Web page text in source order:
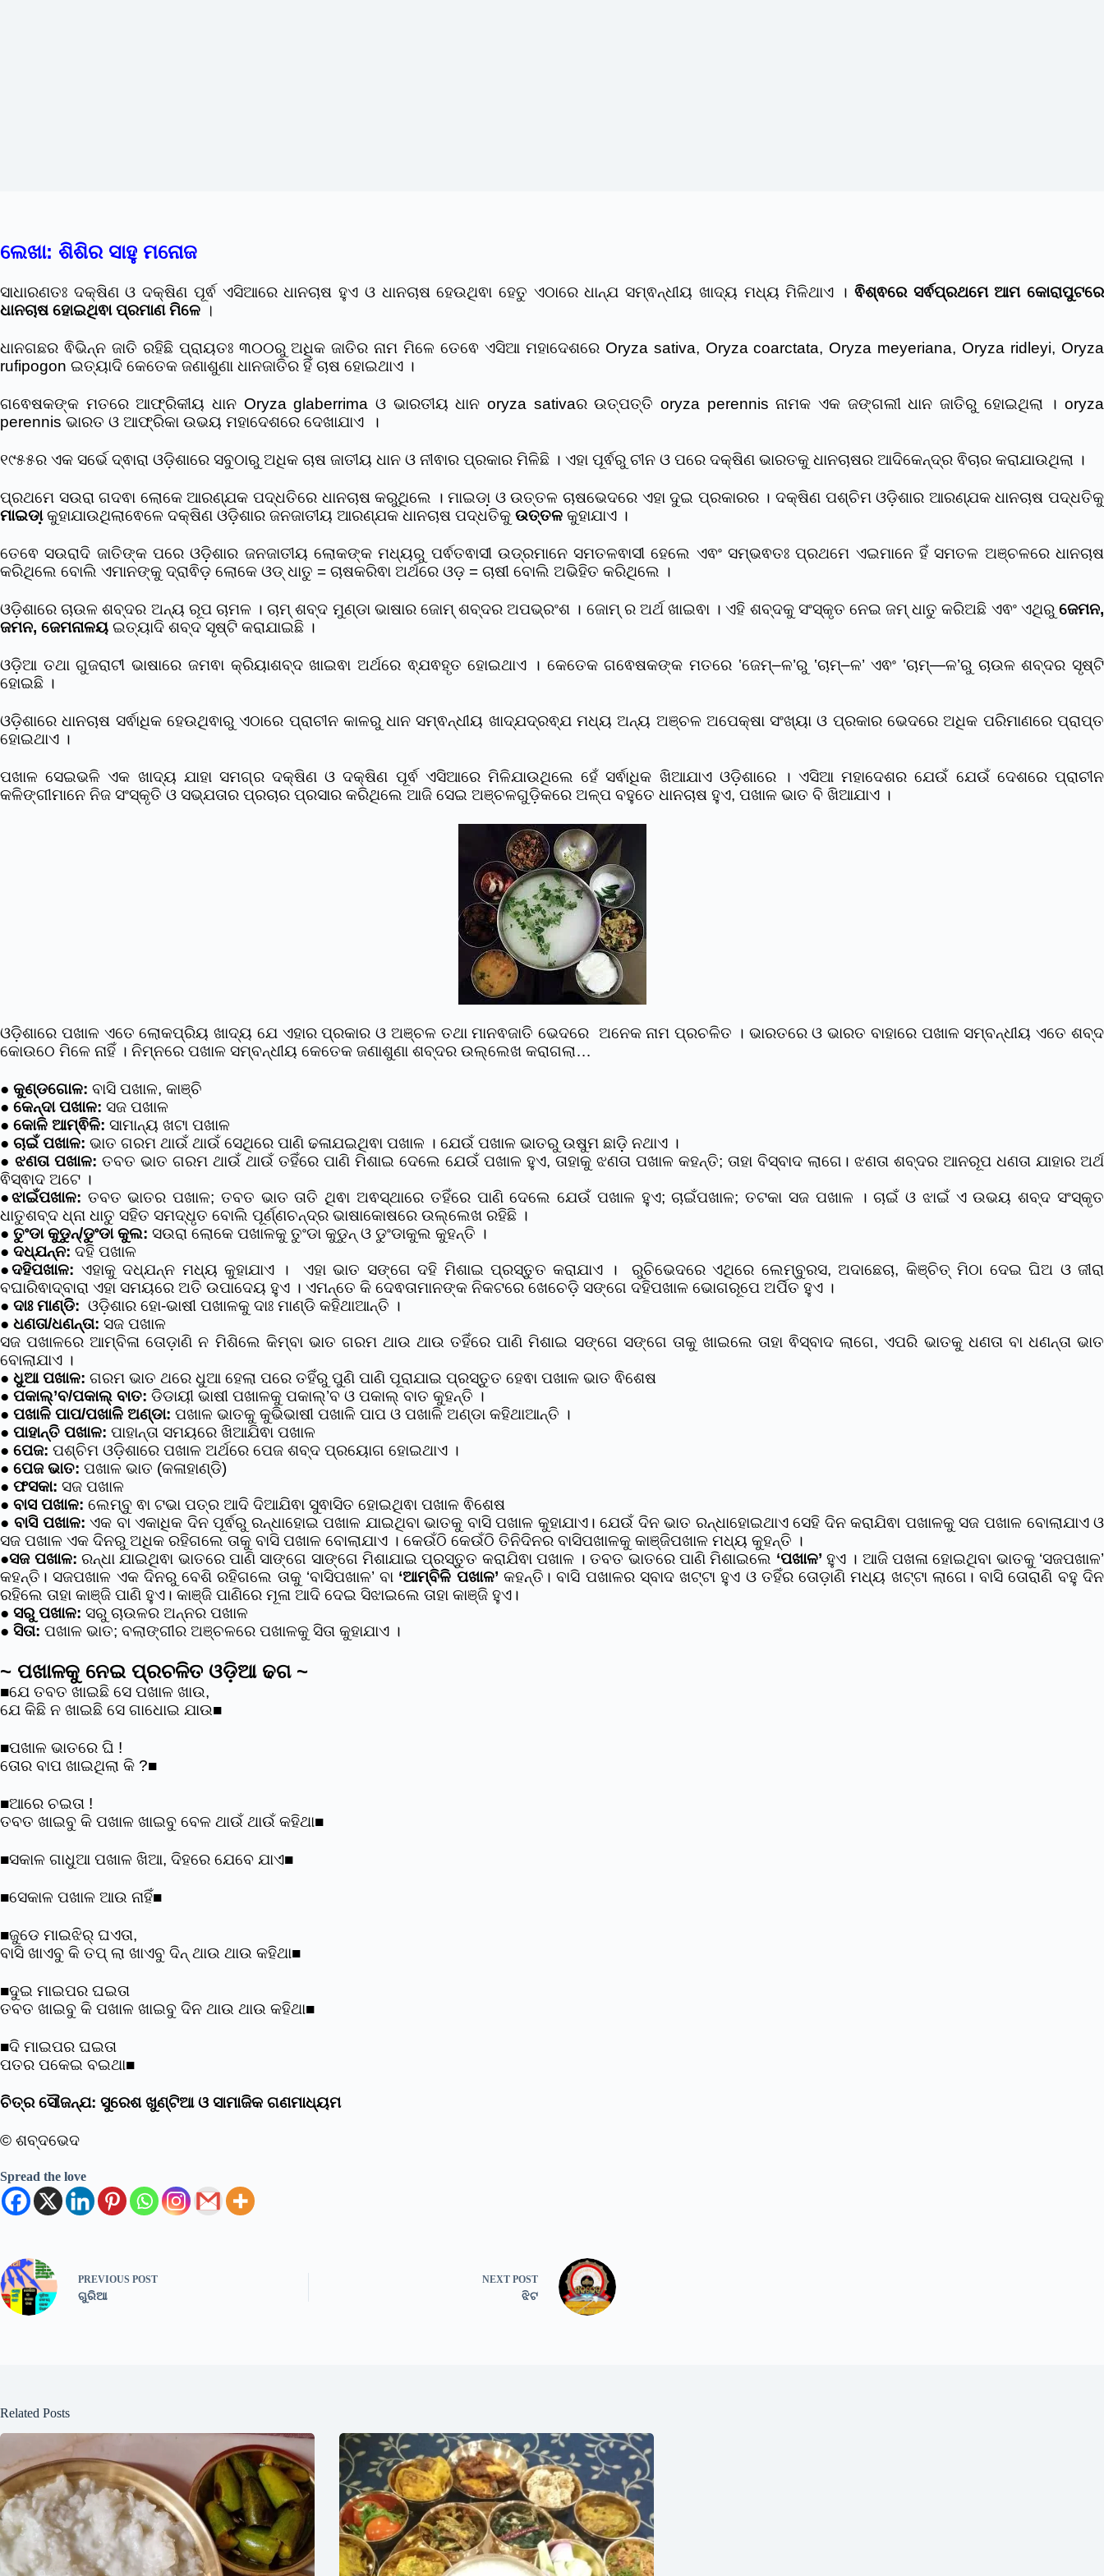
ଲେଖା: ଶିଶିର ସାହୁ ମନୋଜ
ସାଧାରଣତଃ ଦକ୍ଷିଣ ଓ ଦକ୍ଷିଣ ପୂର୍ଵ ଏସିଆରେ ଧାନଚାଷ ହୁଏ ଓ ଧାନଚାଷ ହେଉଥିଵା ହେତୁ ଏଠାରେ ଧାନ୍ଯ ସମ୍ଵନ୍ଧୀୟ ଖାଦ୍ୟ ମଧ୍ୟ ମିଳିଥାଏ । ଵିଶ୍ଵରେ ସର୍ଵପ୍ରଥମେ ଆମ କୋରାପୁଟରେ
ଧାନଚାଷ ହୋଇଥିଵା ପ୍ରମାଣ ମିଳେ ।
ଧାନଗଛର ଵିଭିନ୍ନ ଜାତି ରହିଛି ପ୍ରାୟତଃ ୩୦୦ରୁ ଅଧିକ ଜାତିର ନାମ ମିଳେ ତେଵେ ଏସିଆ ମହାଦେଶରେ Oryza sativa, Oryza coarctata, Oryza meyeriana, Oryza ridleyi, Oryza
rufipogon ଇତ୍ୟାଦି କେତେକ ଜଣାଶୁଣା ଧାନଜାତିର ହିଁ ଚାଷ ହୋଇଥାଏ ।
ଗଵେଷକଙ୍କ ମତରେ ଆଫ୍ରିକୀୟ ଧାନ Oryza glaberrima ଓ ଭାରତୀୟ ଧାନ oryza sativaର ଉତ୍ପତ୍ତି oryza perennis ନାମକ ଏକ ଜଙ୍ଗଲୀ ଧାନ ଜାତିରୁ ହୋଇଥିଲା । oryza
perennis ଭାରତ ଓ ଆଫ୍ରିକା ଉଭୟ ମହାଦେଶରେ ଦେଖାଯାଏ ।
୧୯୫୫ର ଏକ ସର୍ଭେ ଦ୍ଵାରା ଓଡ଼ିଶାରେ ସବୁଠାରୁ ଅଧିକ ଚାଷ ଜାତୀୟ ଧାନ ଓ ନୀଵାର ପ୍ରକାର ମିଳିଛି । ଏହା ପୂର୍ଵରୁ ଚୀନ ଓ ପରେ ଦକ୍ଷିଣ ଭାରତକୁ ଧାନଚାଷର ଆଦିକେନ୍ଦ୍ର ଵିଚାର କରାଯାଉଥିଲା ।
ପ୍ରଥମେ ସଉରା ଗଦଵା ଲୋକେ ଆରଣ୍ଯକ ପଦ୍ଧତିରେ ଧାନଚାଷ କରୁଥିଲେ । ମାଇଡା଼ ଓ ଉତ୍ତଳ ଚାଷଭେଦରେ ଏହା ଦୁଇ ପ୍ରକାରର । ଦକ୍ଷିଣ ପଶ୍ଚିମ ଓଡ଼ିଶାର ଆରଣ୍ଯକ ଧାନଚାଷ ପଦ୍ଧତିକୁ
ମାଇଡା଼କୁହାଯାଉଥିଲାଵେଳେ ଦକ୍ଷିଣ ଓଡ଼ିଶାର ଜନଜାତୀୟ ଆରଣ୍ଯକ ଧାନଚାଷ ପଦ୍ଧତିକୁ ଉତ୍ତଳ କୁହାଯାଏ ।
ତେଵେ ସଉରାଦି ଜାତିଙ୍କ ପରେ ଓଡ଼ିଶାର ଜନଜାତୀୟ ଲୋକଙ୍କ ମଧ୍ୟରୁ ପର୍ଵତଵାସୀ ଉଡ୍ରମାନେ ସମତଳଵାସୀ ହେଲେ ଏଵଂ ସମ୍ଭଵତଃ ପ୍ରଥମେ ଏଇମାନେ ହିଁ ସମତଳ ଅଞ୍ଚଳରେ ଧାନଚାଷ
କରିଥିଲେ ବୋଲି ଏମାନଙ୍କୁ ଦ୍ରାଵିଡ଼ ଲୋକେ ଓଡ୍ ଧାତୁ = ଚାଷକରିଵା ଅର୍ଥରେ ଓଡ଼ = ଚାଷୀ ବୋଲି ଅଭିହିତ କରିଥିଲେ ।
ଓଡ଼ିଶାରେ ଚାଉଳ ଶବ୍ଦର ଅନ୍ୟ ରୂପ ଚାମଳ । ଚାମ୍ ଶବ୍ଦ ମୁଣ୍ଡା ଭାଷାର ଜୋମ୍ ଶବ୍ଦର ଅପଭ୍ରଂଶ । ଜୋମ୍ ର ଅର୍ଥ ଖାଇଵା । ଏହି ଶବ୍ଦକୁ ସଂସ୍କୃତ ନେଇ ଜମ୍ ଧାତୁ କରିଅଛି ଏଵଂ ଏଥିରୁ ଜେମନ,
ଜମନ, ଜେମନାଳୟ ଇତ୍ୟାଦି ଶବ୍ଦ ସୃଷ୍ଟି କରାଯାଇଛି ।
ଓଡ଼ିଆ ତଥା ଗୁଜରାଟୀ ଭାଷାରେ ଜମଵା କ୍ରିୟାଶବ୍ଦ ଖାଇଵା ଅର୍ଥରେ ଵ୍ଯଵହୃତ ହୋଇଥାଏ । କେତେକ ଗଵେଷକଙ୍କ ମତରେ ‛ଜେମ୍–ଳ’ରୁ ‛ଚାମ୍–ଳ’ ଏଵଂ ‛ଚାମ୍―ଳ’ରୁ ଚାଉଳ ଶବ୍ଦର ସୃଷ୍ଟି
ହୋଇଛି ।
ଓଡ଼ିଶାରେ ଧାନଚାଷ ସର୍ଵାଧିକ ହେଉଥିଵାରୁ ଏଠାରେ ପ୍ରାଚୀନ କାଳରୁ ଧାନ ସମ୍ଵନ୍ଧୀୟ ଖାଦ୍ଯଦ୍ରଵ୍ଯ ମଧ୍ୟ ଅନ୍ୟ ଅଞ୍ଚଳ ଅପେକ୍ଷା ସଂଖ୍ୟା ଓ ପ୍ରକାର ଭେଦରେ ଅଧିକ ପରିମାଣରେ ପ୍ରାପ୍ତ
ହୋଇଥାଏ ।
ପଖାଳ ସେଇଭଳି ଏକ ଖାଦ୍ୟ ଯାହା ସମଗ୍ର ଦକ୍ଷିଣ ଓ ଦକ୍ଷିଣ ପୂର୍ଵ ଏସିଆରେ ମିଳିଯାଉଥିଲେ ହେଁ ସର୍ଵାଧିକ ଖିଆଯାଏ ଓଡ଼ିଶାରେ । ଏସିଆ ମହାଦେଶର ଯେଉଁ ଯେଉଁ ଦେଶରେ ପ୍ରାଚୀନ
କଳିଙ୍ଗୀମାନେ ନିଜ ସଂସ୍କୃତି ଓ ସଭ୍ଯତାର ପ୍ରଚାର ପ୍ରସାର କରିଥିଲେ ଆଜି ସେଇ ଅଞ୍ଚଳଗୁଡ଼ିକରେ ଅଳ୍ପ ବହୁତେ ଧାନଚାଷ ହୁଏ, ପଖାଳ ଭାତ ବି ଖିଆଯାଏ ।
ଓଡ଼ିଶାରେ ପଖାଳ ଏତେ ଲୋକପ୍ରିୟ ଖାଦ୍ୟ ଯେ ଏହାର ପ୍ରକାର ଓ ଅଞ୍ଚଳ ତଥା ମାନଵଜାତି ଭେଦରେ ଅନେକ ନାମ ପ୍ରଚଳିତ । ଭାରତରେ ଓ ଭାରତ ବାହାରେ ପଖାଳ ସମ୍ବନ୍ଧୀୟ ଏତେ ଶବ୍ଦ
କୋଉଠେ ମିଳେ ନାହିଁ । ନିମ୍ନରେ ପଖାଳ ସମ୍ବନ୍ଧୀୟ କେତେକ ଜଣାଶୁଣା ଶବ୍ଦର ଉଲ୍ଲେଖ କରାଗଲା…
● କୁଣ୍ଡଗୋଳ: ବାସି ପଖାଳ, କାଞ୍ଚି
● କେନ୍ଦା ପଖାଳ: ସଜ ପଖାଳ
● କୋଳି ଆମ୍ଵିଳି: ସାମାନ୍ୟ ଖଟା ପଖାଳ
● ଚାଇଁ ପଖାଳ: ଭାତ ଗରମ ଥାଉଁ ଥାଉଁ ସେଥିରେ ପାଣି ଢଳାଯଇଥିଵା ପଖାଳ । ଯେଉଁ ପଖାଳ ଭାତରୁ ଉଷୁମ ଛାଡି଼ ନଥାଏ ।
● ଝଣତା ପଖାଳ: ତବତ ଭାତ ଗରମ ଥାଉଁ ଥାଉଁ ତହିଁରେ ପାଣି ମିଶାଇ ଦେଲେ ଯେଉଁ ପଖାଳ ହୁଏ, ତାହାକୁ ଝଣତା ପଖାଳ କହନ୍ତି; ତାହା ବିସ୍ବାଦ ଲାଗେ। ଝଣତା ଶବ୍ଦର ଆନରୂପ ଧଣତା ଯାହାର ଅର୍ଥ
ଵିସ୍ଵାଦ ଅଟେ ।
●ଝାଇଁପଖାଳ: ତବତ ଭାତର ପଖାଳ; ତବତ ଭାତ ତାତି ଥିଵା ଅଵସ୍ଥାରେ ତହିଁରେ ପାଣି ଦେଲେ ଯେଉଁ ପଖାଳ ହୁଏ; ଚାଇଁପଖାଳ; ତଟକା ସଜ ପଖାଳ । ଚାଇଁ ଓ ଝାଇଁ ଏ ଉଭୟ ଶବ୍ଦ ସଂସ୍କୃତ
ଧାତୁଶବ୍ଦ ଧ୍ନା ଧାତୁ ସହିତ ସମଦ୍ଧୃତ ବୋଲି ପୂର୍ଣ୍ଣଚନ୍ଦ୍ର ଭାଷାକୋଷରେ ଉଲ୍ଲେଖ ରହିଛି ।
● ତୁଂଡା କୁଡୁନ୍/ଡୁଂଡା କୁଲ: ସଉରା ଲୋକେ ପଖାଳକୁ ତୁଂଡା କୁଡୁନ୍ ଓ ଡୁଂଡାକୁଲ କୁହନ୍ତି ।
● ଦଧ୍ଯନ୍ନ: ଦହି ପଖାଳ
●ଦହିପଖାଳ: ଏହାକୁ ଦଧ୍ଯନ୍ନ ମଧ୍ୟ କୁହାଯାଏ । ଏହା ଭାତ ସଙ୍ଗେ ଦହି ମିଶାଇ ପ୍ରସ୍ତୁତ କରାଯାଏ । ରୁଚିଭେଦରେ ଏଥିରେ ଲେମ୍ବୁରସ, ଅଦାଛେଚା, କିଞ୍ଚିତ୍ ମିଠା ଦେଇ ଘିଅ ଓ ଜୀରା
ବଘାରିଵାଦ୍ବାରା ଏହା ସମୟରେ ଅତି ଉପାଦେୟ ହୁଏ । ଏମନ୍ତେ କି ଦେଵତାମାନଙ୍କ ନିକଟରେ ଖେଚେଡ଼ି ସଙ୍ଗେ ଦହିପଖାଳ ଭୋଗରୂପେ ଅର୍ପିତ ହୁଏ ।
● ଦାଃ ମାଣ୍ଡି: ଓଡ଼ିଶାର ହୋ-ଭାଷୀ ପଖାଳକୁ ଦାଃ ମାଣ୍ଡି କହିଥାଆନ୍ତି ।
● ଧଣତା/ଧଣନ୍ତା: ସଜ ପଖାଳ
ସଜ ପଖାଳରେ ଆମ୍ବିଳା ତୋଡ଼ାଣି ନ ମିଶିଲେ କିମ୍ବା ଭାତ ଗରମ ଥାଉ ଥାଉ ତହିଁରେ ପାଣି ମିଶାଇ ସଙ୍ଗେ ସଙ୍ଗେ ତାକୁ ଖାଇଲେ ତାହା ଵିସ୍ବାଦ ଲାଗେ, ଏପରି ଭାତକୁ ଧଣତା ବା ଧଣନ୍ତା ଭାତ
ବୋଲାଯାଏ ।
● ଧୁଆ ପଖାଳ: ଗରମ ଭାତ ଥରେ ଧୁଆ ହେଲା ପରେ ତହିଁରୁ ପୁଣି ପାଣି ପୂରାଯାଇ ପ୍ରସ୍ତୁତ ହେଵା ପଖାଳ ଭାତ ଵିଶେଷ
● ପକାଲ୍’ବ/ପକାଲ୍ ବାତ: ଡିଡାୟୀ ଭାଷୀ ପଖାଳକୁ ପକାଲ୍’ବ ଓ ପକାଲ୍ ବାତ କୁହନ୍ତି ।
● ପଖାଳି ପାପ/ପଖାଳି ଅଣ୍ଡା: ପଖାଳ ଭାତକୁ କୁଭିଭାଷୀ ପଖାଳି ପାପ ଓ ପଖାଳି ଅଣ୍ଡା କହିଥାଆନ୍ତି ।
● ପାହାନ୍ତି ପଖାଳ: ପାହାନ୍ତା ସମୟରେ ଖିଆଯିଵା ପଖାଳ
● ପେଜ: ପଶ୍ଚିମ ଓଡ଼ିଶାରେ ପଖାଳ ଅର୍ଥରେ ପେଜ ଶବ୍ଦ ପ୍ରୟୋଗ ହୋଇଥାଏ ।
● ପେଜ ଭାତ: ପଖାଳ ଭାତ (କଳାହାଣ୍ଡି)
● ଫସକା: ସଜ ପଖାଳ
● ବାସ ପଖାଳ: ଲେମ୍ବୁ ଵା ଟଭା ପତ୍ର ଆଦି ଦିଆଯିଵା ସୁଵାସିତ ହୋଇଥିଵା ପଖାଳ ଵିଶେଷ
●ବାସି ପଖାଳ: ଏକ ବା ଏକାଧିକ ଦିନ ପୂର୍ଵରୁ ରନ୍ଧାହୋଇ ପଖାଳ ଯାଇଥିବା ଭାତକୁ ବାସି ପଖାଳ କୁହାଯାଏ। ଯେଉଁ ଦିନ ଭାତ ରନ୍ଧାହୋଇଥାଏ ସେହି ଦିନ କରାଯିଵା ପଖାଳକୁ ସଜ ପଖାଳ ବୋଲାଯାଏ ଓ
ସଜ ପଖାଳ ଏକ ଦିନରୁ ଅଧିକ ରହିଗଲେ ତାକୁ ବାସି ପଖାଳ ବୋଲାଯାଏ । କେଉଁଠି କେଉଁଠି ତିନିଦିନର ବାସିପଖାଳକୁ କାଞ୍ଜିପଖାଳ ମଧ୍ୟ କୁହନ୍ତି ।
●ସଜ ପଖାଳ: ରନ୍ଧା ଯାଇଥିଵା ଭାତରେ ପାଣି ସାଙ୍ଗେ ସାଙ୍ଗେ ମିଶାଯାଇ ପ୍ରସ୍ତୁତ କରାଯିଵା ପଖାଳ । ତବତ ଭାତରେ ପାଣି ମିଶାଇଲେ ‘ପଖାଳ’ ହୁଏ । ଆଜି ପଖଳା ହୋଇଥିବା ଭାତକୁ ‘ସଜପଖାଳ’
କହନ୍ତି। ସଜପଖାଳ ଏକ ଦିନରୁ ବେଶି ରହିଗଲେ ତାକୁ ‘ବାସିପଖାଳ’ ବା ‘ଆମ୍ବିଳି ପଖାଳ’ କହନ୍ତି। ବାସି ପଖାଳର ସ୍ବାଦ ଖଟ୍ଟା ହୁଏ ଓ ତହିଁର ତୋଡ଼ାଣି ମଧ୍ୟ ଖଟ୍ଟା ଲାଗେ। ବାସି ତୋରାଣି ବହୁ ଦିନ
ରହିଲେ ତାହା କାଞ୍ଜି ପାଣି ହୁଏ। କାଞ୍ଜି ପାଣିରେ ମୂଳା ଆଦି ଦେଇ ସିଝାଇଲେ ତାହା କାଞ୍ଜି ହୁଏ।
● ସରୁ ପଖାଳ: ସରୁ ଚାଉଳର ଅନ୍ନର ପଖାଳ
● ସିତା: ପଖାଳ ଭାତ; ବଲାଙ୍ଗୀର ଅଞ୍ଚଳରେ ପଖାଳକୁ ସିତା କୁହାଯାଏ ।
~ ପଖାଳକୁ ନେଇ ପ୍ରଚଳିତ ଓଡ଼ିଆ ଢଗ ~
■ଯେ ତବତ ଖାଇଛି ସେ ପଖାଳ ଖାଉ,
ଯେ କିଛି ନ ଖାଇଛି ସେ ଗାଧୋଇ ଯାଉ■
■ପଖାଳ ଭାତରେ ଘି !
ତୋର ବାପ ଖାଇଥିଲା କି ?■
■ଆରେ ଚଇତା !
ତବତ ଖାଇବୁ କି ପଖାଳ ଖାଇବୁ ବେଳ ଥାଉଁ ଥାଉଁ କହିଥା■
■ସକାଳ ଗାଧୁଆ ପଖାଳ ଖିଆ, ଦିହରେ ଯେବେ ଯାଏ■
■ସେକାଳ ପଖାଳ ଆଉ ନାହିଁ■
■ଜୁଡେ ମାଇଝିର୍ ଘଏତା,
ବାସି ଖାଏବୁ କି ତପ୍ ଲା ଖାଏବୁ ଦିନ୍ ଥାଉ ଥାଉ କହିଥା■
■ଦୁଇ ମାଇପର ଘଇତା
ତବତ ଖାଇବୁ କି ପଖାଳ ଖାଇବୁ ଦିନ ଥାଉ ଥାଉ କହିଥା■
■ଦି ମାଇପର ଘଇତା
ପତର ପକେଇ ବଇଥା■
ଚିତ୍ର ସୌଜନ୍ଯ: ସୁରେଶ ଖୁଣ୍ଟିଆ ଓ ସାମାଜିକ ଗଣମାଧ୍ୟମ
© ଶବ୍ଦଭେଦ
Spread the love
PREVIOUS POST
ଗୁରିଆ
NEXT POST
ଝିଟ
Related Posts